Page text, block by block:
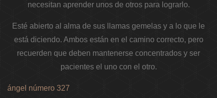
necesitan aprender unos de otros para lograrlo.
Esté abierto al alma de sus llamas gemelas y a lo que le
está diciendo. Ambos están en el camino correcto, pero
recuerden que deben mantenerse concentrados y ser
pacientes el uno con el otro.
ángel número 327